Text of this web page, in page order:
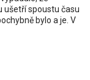
ušetří spoustu času
bylo a je. V